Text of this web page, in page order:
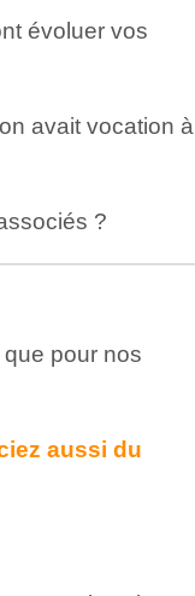
évoluer vos
avait vocation à
?
que pour nos
aussi du